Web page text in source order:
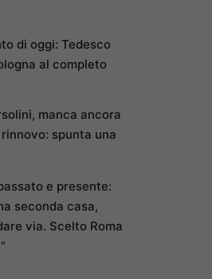
di oggi: Tedesco
al completo
manca ancora
spunta una
e presente:
seconda casa,
via. Scelto Roma